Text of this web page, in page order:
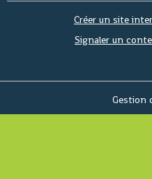
Créer un site
Signaler un
Gestion